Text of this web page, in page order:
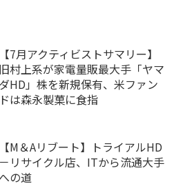
【7月アクティビストサマリー】
旧村上系が家電量販最大手「ヤマ
ダHD」株を新規保有、米ファン
ドは森永製菓に食指
【M＆Aリブート】トライアルHD
－リサイクル店、ITから流通大手
への道